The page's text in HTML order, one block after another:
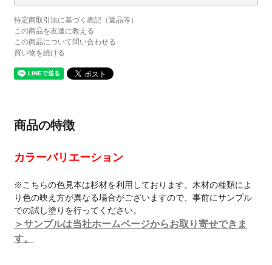
特定商取引法に基づく表記（返品等）
この商品を友達に教える
この商品について問い合わせる
買い物を続ける
商品の特徴
カラーバリエーション
※こちらの色見本は杉材を利用しております。木材の種類によ
り色の映え方が異なる場合がございますので、事前にサンプル
での試し塗りを行ってください。
＞サンプルは当社ホームページからお取り寄せできま
す。